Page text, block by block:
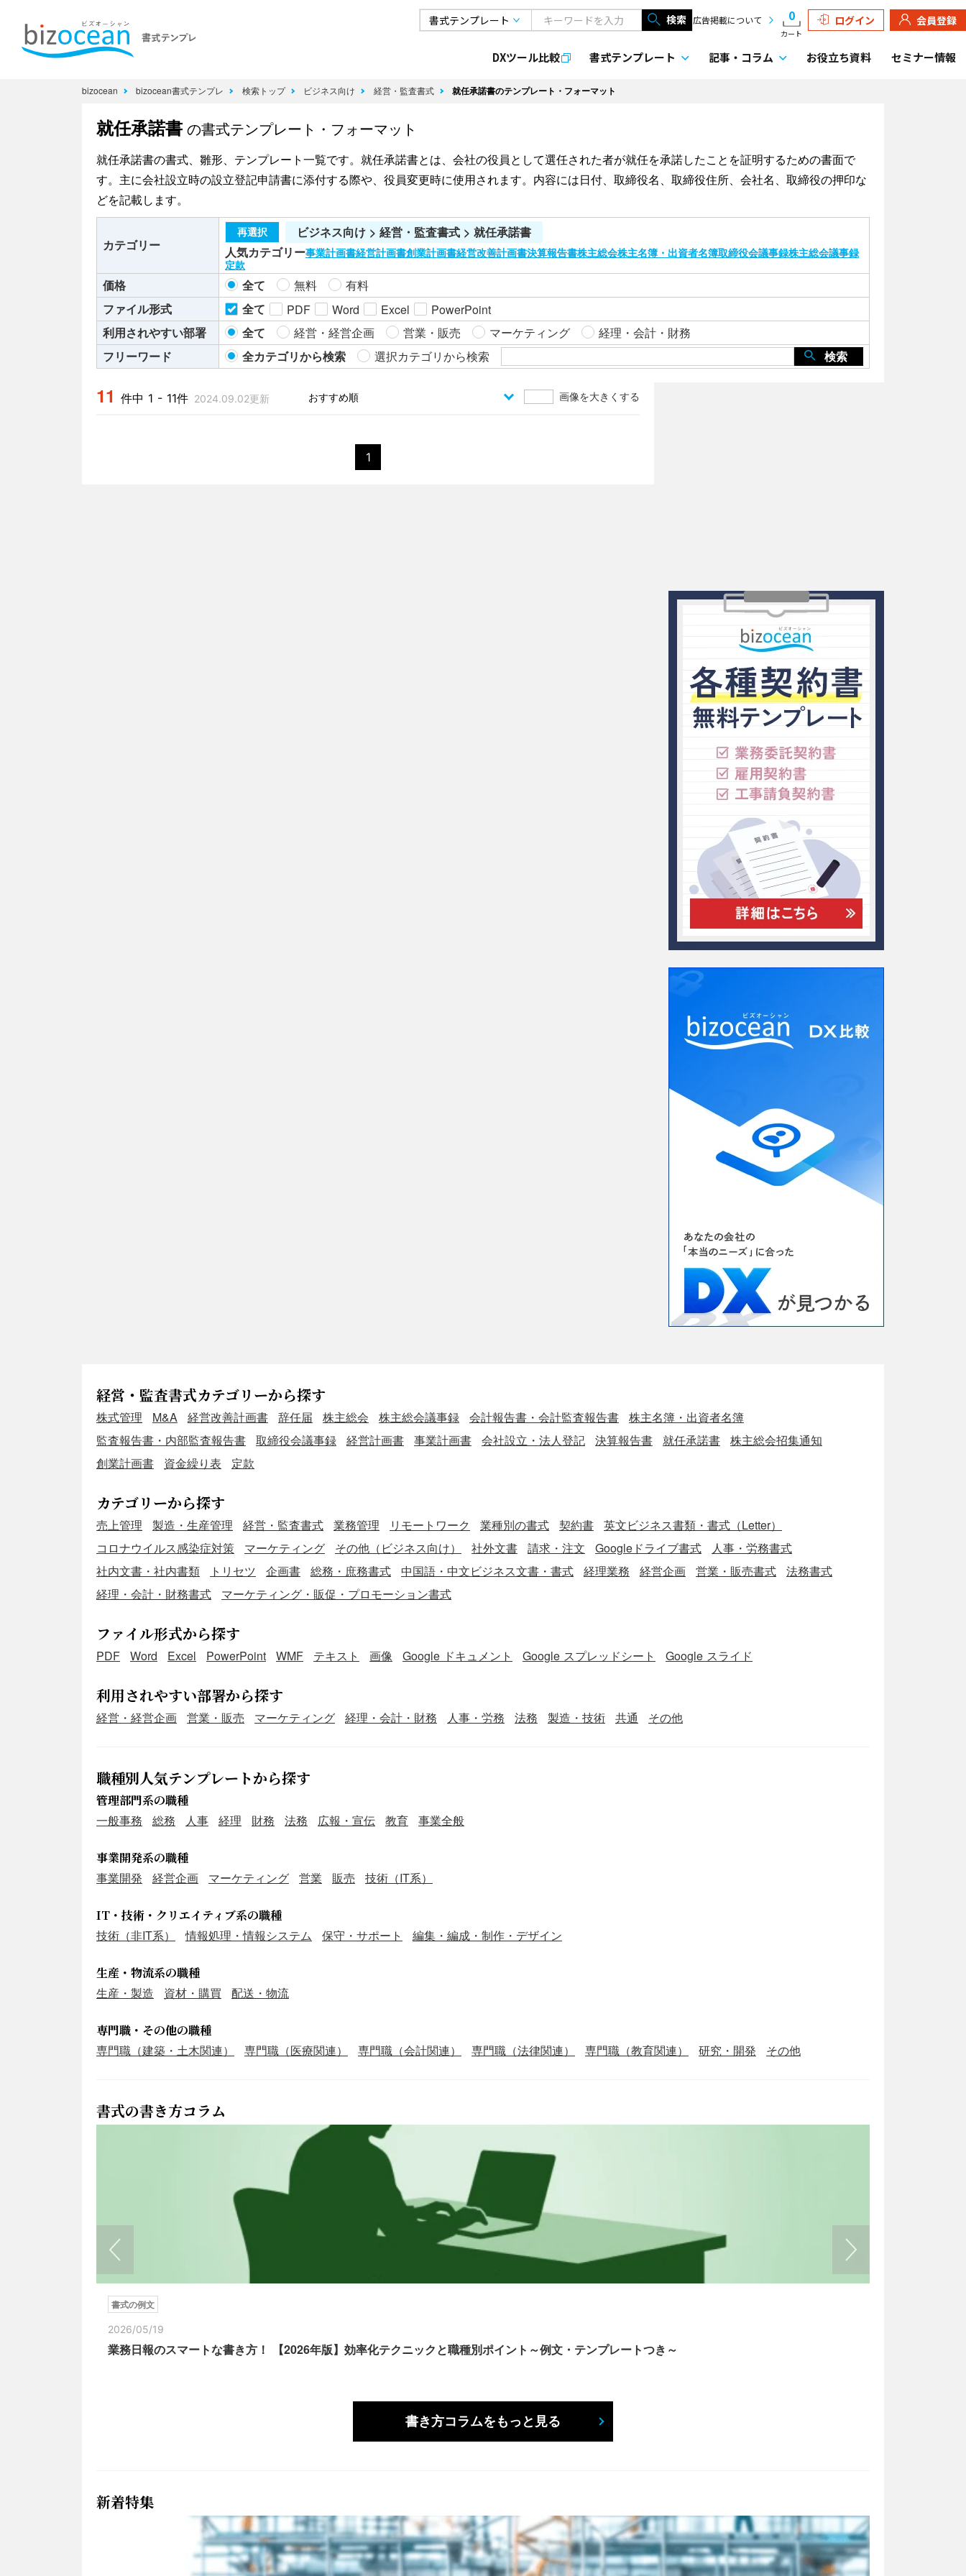
検索 広告掲載について 0
カート
ログイン 会員登録
DXツール比較 書式テンプレート 記事・ コラム お役立ち資料 セミナー情報
bizocean bizocean書式テンプレ 検索トップ ビジネス向け 経営・監査書式 就任承諾書のテンプレート・フォーマット
就任承諾書 の書式テンプレート・フォーマット
就任承諾書の書式、雛形、テンプレート一覧です。就任承諾書とは、会社の役員として選任された者が就任を承諾したことを証明するための書面で
す。主に会社設立時の設立登記申請書に添付する際や、役員変更時に使用されます。内容には日付、取締役名、取締役住所、会社名、取締役の押印な
どを記載します。
カテゴリー
再選択
ビジネス向け > 経営・監査書式 > 就任承諾書
人気カテゴリー事業計画書経営計画書創業計画書経営改善計画書決算報告書株主総会株主名簿・出資者名簿取締役会議事録株主総会議事録
定款
価格 全て 無料
有料
ファイル形式
全て PDF Word Excel
PowerPoint
利用されやすい部署
全て 経営・経営企画 営業・販売 マーケティング
経理・会計・財務
フリーワード
全カテゴリから検索 選択カテゴリから検索 検索
11 件中 1 - 11件 2024.09.02更新 画像を大きくする
1
経営・監査書式カテゴリーから探す
株式管理 M&A 経営改善計画書 辞任届 株主総会 株主総会議事録 会計報告書・会計監査報告書
株主名簿・出資者名簿
監査報告書・内部監査報告書
取締役会議事録 経営計画書 事業計画書 会社設立・法人登記 決算報告書 就任承諾書
株主総会招集通知
創業計画書
資金繰り表 定款
カテゴリーから探す
売上管理 製造・生産管理 経営・監査書式 業務管理 リモートワーク 業種別の書式 契約書
英文ビジネス書類・書式（Letter）
コロナウイルス感染症対策
マーケティング その他（ビジネス向け） 社外文書 請求・注文 Googleドライブ書式
人事・労務書式
社内文書・社内書類
トリセツ 企画書 総務・庶務書式 中国語・中文ビジネス文書・書式 経理業務 経営企画 営業・販売書式
法務書式
経理・会計・財務書式
マーケティング・販促・プロモーション書式
ファイル形式から探す
PDF Word Excel PowerPoint WMF テキスト 画像 Google ドキュメント Google スプレッドシート Google スライド
利用されやすい部署から探す
経営・経営企画 営業・販売 マーケティング 経理・会計・財務 人事・労務 法務 製造・技術 共通 その他
職種別人気テンプレートから探す
管理部門系の職種
一般事務
総務 人事 経理 財務 法務 広報・宣伝 教育 事業全般
事業開発系の職種
事業開発
経営企画 マーケティング 営業 販売 技術（IT系）
IT・技術・クリエイティブ系の職種
技術（非IT系）
情報処理・情報システム 保守・サポート 編集・編成・制作・デザイン
生産・物流系の職種
生産・製造
資材・購買 配送・物流
専門職・その他の職種
専門職（建築・土木関連）
専門職（医療関連） 専門職（会計関連） 専門職（法律関連） 専門職（教育関連） 研究・開発 その他
書式の書き方コラム
書式の例文
2026/05/19
業務日報のスマートな書き方！ 【2026年版】効率化テクニックと職種別ポイント～例文・テンプレートつき～
書き方コラムをもっと見る
新着特集